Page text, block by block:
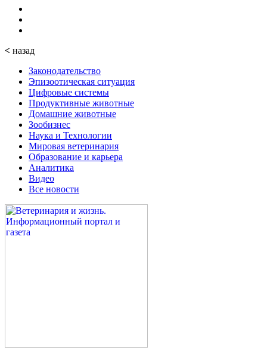
< назад
Законодательство
Эпизоотическая ситуация
Цифровые системы
Продуктивные животные
Домашние животные
Зообизнес
Наука и Технологии
Мировая ветеринария
Образование и карьера
Аналитика
Видео
Все новости